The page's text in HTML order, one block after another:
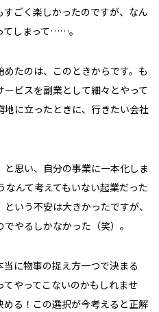
ごく楽しかったのですが、なん
てしまって……。
たのは、このときからです。も
ビスを副業として細々とやって
に立ったときに、行きたい会社
思い、自分の事業に一本化しま
なんて考えてもいない起業だった
いう不安は大きかったですが、
やるしかなかった（笑）。
に物事の捉え方一つで決まる
やってこないのかもしれませ
る！この選択が今考えると正解